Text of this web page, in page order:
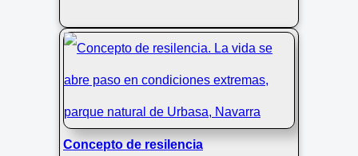
Concepto de resilencia